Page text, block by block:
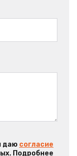
даю согласие
Подробнее